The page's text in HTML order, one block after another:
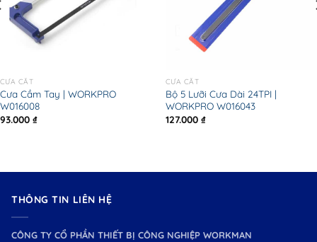
CƯA CẮT
Cưa Cầm Tay | WORKPRO
W016008
93.000 ₫
CƯA CẮT
Bộ 5 Lưỡi Cưa Dài 24TPI |
WORKPRO W016043
127.000 ₫
THÔNG TIN LIÊN HỆ
CÔNG TY CỔ PHẦN THIẾT BỊ CÔNG NGHIỆP WORKMAN